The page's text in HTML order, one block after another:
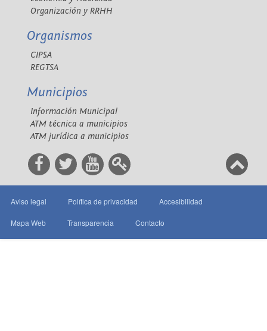
Organización y RRHH
Organismos
CIPSA
REGTSA
Municipios
Información Municipal
ATM técnica a municipios
ATM jurídica a municipios
Aviso legal Política de privacidad Accesibilidad
Mapa Web Transparencia Contacto